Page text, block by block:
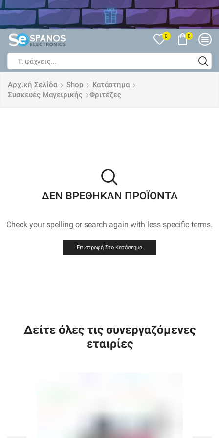
Δείτε όλες τις Εκπτώσεις
0 0
input
Αρχική Σελίδα Shop
Κατάστημα
Συσκευές Μαγειρικής
Φριτέζες
ΔΕΝ ΒΡΈΘΗΚΑΝ ΠΡΟΪΌΝΤΑ
Check your spelling or search again with less specific terms.
Επιστροφή Στο Κατάστημα
Δείτε όλες τις συνεργαζόμενες
εταιρίες